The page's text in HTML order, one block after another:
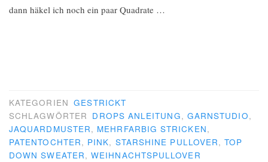
dann häkel ich noch ein paar Quadrate …
KATEGORIEN GESTRICKT
SCHLAGWÖRTER DROPS ANLEITUNG, GARNSTUDIO,
JAQUARDMUSTER, MEHRFARBIG STRICKEN,
PATENTOCHTER, PINK, STARSHINE PULLOVER,TOP
DOWN SWEATER,WEIHNACHTSPULLOVER